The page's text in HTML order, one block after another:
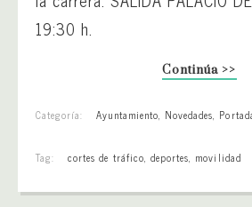
19:30 h.
Continúa >>
Categoría: Ayuntamiento, Novedades,
Tag: cortes de tráfico, deportes, movilidad